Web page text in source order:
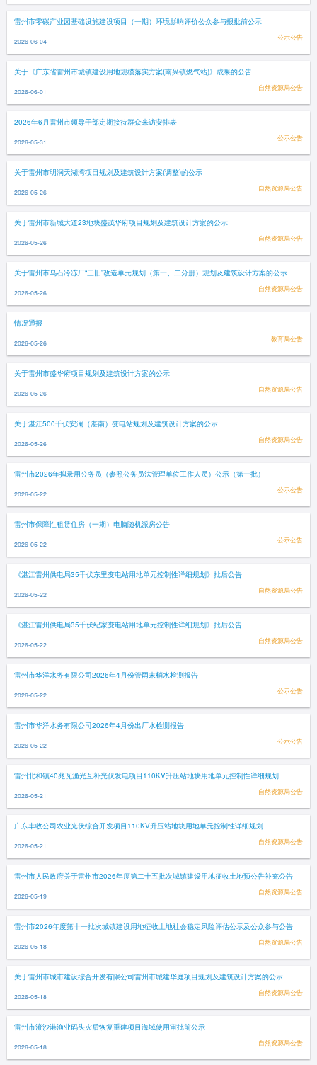
雷州市零碳产业园基础设施建设项目（一期）环境影响评价公众参与报批前公示
2026-06-04 公示公告
关于《广东省雷州市城镇建设用地规模落实方案(南兴镇燃气站)》成果的公告
2026-06-01 自然资源局公告
2026年6月雷州市领导干部定期接待群众来访安排表
2026-05-31 公示公告
关于雷州市明润天湖湾项目规划及建筑设计方案(调整)的公示
2026-05-26 自然资源局公告
关于雷州市新城大道23地块盛茂华府项目规划及建筑设计方案的公示
2026-05-26 自然资源局公告
关于雷州市乌石冷冻厂“三旧”改造单元规划（第一、二分册）规划及建筑设计方案的公示
2026-05-26 自然资源局公告
情况通报
2026-05-26 教育局公告
关于雷州市盛华府项目规划及建筑设计方案的公示
2026-05-26 自然资源局公告
关于湛江500千伏安澜（湛南）变电站规划及建筑设计方案的公示
2026-05-26 自然资源局公告
雷州市2026年拟录用公务员（参照公务员法管理单位工作人员）公示（第一批）
2026-05-22 公示公告
雷州市保障性租赁住房（一期）电脑随机派房公告
2026-05-22 公示公告
《湛江雷州供电局35千伏东里变电站用地单元控制性详细规划》批后公告
2026-05-22 自然资源局公告
《湛江雷州供电局35千伏纪家变电站用地单元控制性详细规划》批后公告
2026-05-22 自然资源局公告
雷州市华洋水务有限公司2026年4月份管网末梢水检测报告
2026-05-22 公示公告
雷州市华洋水务有限公司2026年4月份出厂水检测报告
2026-05-22 公示公告
雷州北和镇40兆瓦渔光互补光伏发电项目110KV升压站地块用地单元控制性详细规划
2026-05-21 自然资源局公告
广东丰收公司农业光伏综合开发项目110KV升压站地块用地单元控制性详细规划
2026-05-21 自然资源局公告
雷州市人民政府关于雷州市2026年度第二十五批次城镇建设用地征收土地预公告补充公告
2026-05-19 自然资源局公告
雷州市2026年度第十一批次城镇建设用地征收土地社会稳定风险评估公示及公众参与公告
2026-05-18 自然资源局公告
关于雷州市城市建设综合开发有限公司雷州市城建华庭项目规划及建筑设计方案的公示
2026-05-18 自然资源局公告
雷州市流沙港渔业码头灾后恢复重建项目海域使用审批前公示
2026-05-18 自然资源局公告